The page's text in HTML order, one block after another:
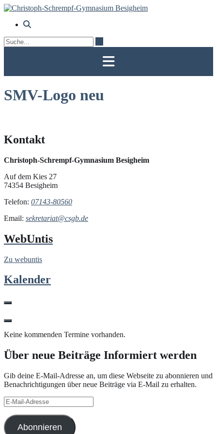
Skip
content
SMV-Logo neu
Kontakt
Christoph-Schrempf-Gymnasium Besigheim
Auf dem Kies 27
74354 Besigheim
Telefon: 07143-80560
Email: sekretariat@csgb.de
WebUntis
Zu webuntis
Kalender
Keine kommenden Termine vorhanden.
Über neue Beiträge Informiert werden
Gib deine E-Mail-Adresse an, um diese Webseite zu abonnieren und
Benachrichtigungen über neue Beiträge via E-Mail zu erhalten.
E-
Mail-
Adresse
Abonnieren